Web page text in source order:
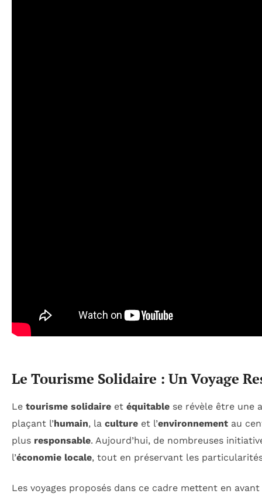
Le Tourisme Solidaire : Un Voyage
Le tourisme solidaire et équitable se révèle être une
plaçant l’humain, la culture et l’environnement au
plus responsable. Aujourd’hui, de nombreuses
l’économie locale, tout en préservant les
Les voyages proposés dans ce cadre mettent en